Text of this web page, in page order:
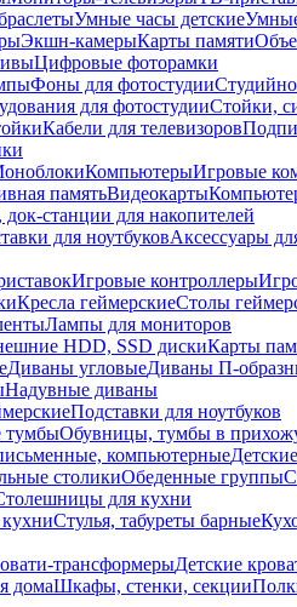
Умные часы детские
Экшн-камерыКарты памяти
Цифровые фоторамки
Фоны для фотостудии
для фотостудииСтойки,
Кабели для телевизоров
КомпьютерыИгровые
памятьВидеокарты
станции для накопителей
для ноутбуковАксессуары
Игровые контроллеры
Кресла геймерскиеСтолы
Лампы для мониторов
HDD, SSD дискиКарты
Диваны угловыеДиваны П-
Надувные диваны
Подставки для ноутбуков
тумбыОбувницы, тумбы в
компьютерные
столикиОбеденные группы
для кухни
Стулья, табуреты барные
трансформерыДетские
домаШкафы, стенки, секции